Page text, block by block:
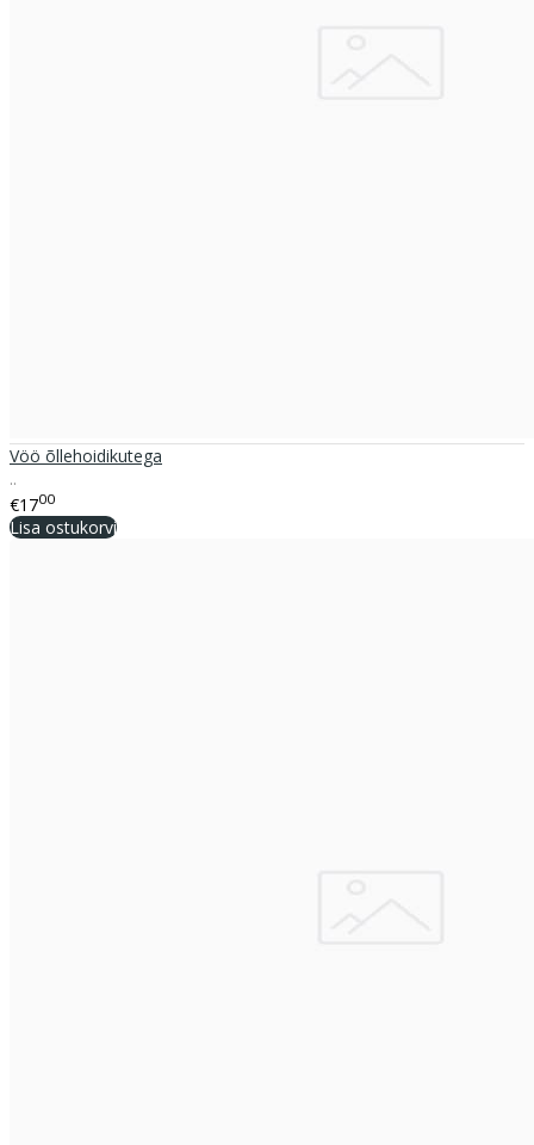
Vöö õllehoidikutega
..
€1700
Lisa ostukorvi